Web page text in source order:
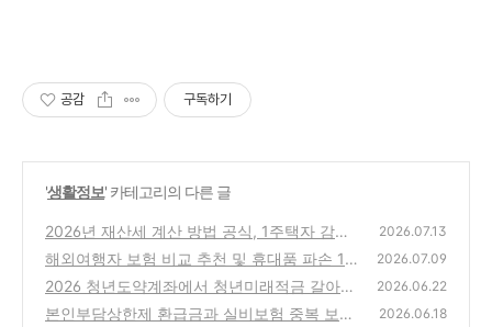
공감 구독하기
'생활정보' 카테고리의 다른 글
2026년 재산세 계산 방법 공식, 1주택자 감면
조건 및 위택스 인터넷 납부 이의신청 총정리
(0)
2026.07.13
해외여행자 보험 비교 추천 및 휴대품 파손 10
0% 보상 청구 방법 총정리
(0)
2026.07.09
2026 청년도약계좌에서 청년미래적금 갈아타
기 완벽 가이드: 불이익 없이 이자·기여금 다
2026.06.22
본인부담상한제 환급금과 실비보험 중복 보상
2026.06.18